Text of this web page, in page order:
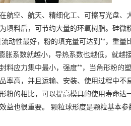
航空、航天、精细化工、可擦写光盘、
填料后，可节约大量的环氧树脂。硅微
动性最好，粉的填充量可达到**，重量
系数就越小，导热系数也越低，就越
料应力集中最小，强度**，当角形粉的
率高，并且运输、安装、使用过程中不
粉的相比，可以提高模具的使用寿命达
益也很重要。 颗粒球形度是颗粒基本参